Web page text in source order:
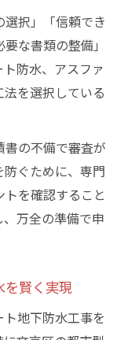
択」「信頼でき
な書類の整備」
防水、アスファ
を選択している
の不備で審査が
ぐために、専門
を確認すること
万全の準備で申
を賢く実現
地下防水工事を